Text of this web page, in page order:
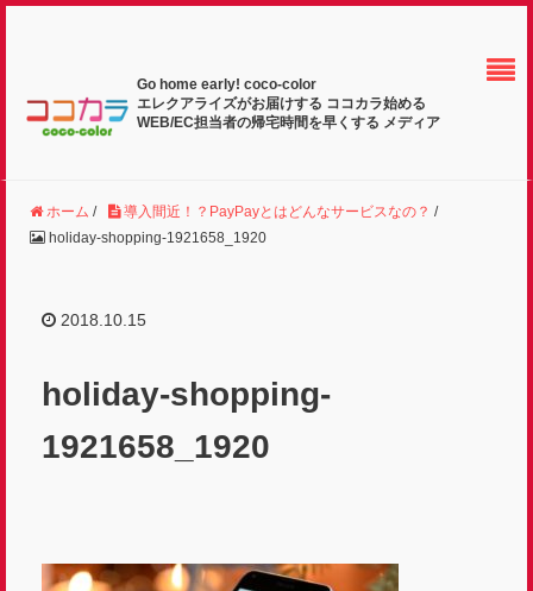
Go home early! coco-color
エレクアライズがお届けする ココカラ始める
WEB/EC担当者の帰宅時間を早くする メディア
ホーム / 導入間近！？PayPayとはどんなサービスなの？ /
holiday-shopping-1921658_1920
2018.10.15
holiday-shopping-
1921658_1920